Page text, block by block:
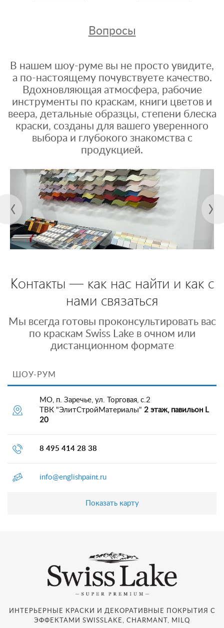
Вопросы
В нашем шоу-руме вы не просто увидите,
а по-настоящему почувствуете качество.
Вдохновляющая атмосфера, рабочие
инструменты по краскам, книги цветов и
веера, детальные образцы, степени блеска
краски, созданы для вашего уверенного
выбора и глубокого знакомства с
продукцией.
Контакты — как нас найти и как с
нами связаться
Мы всегда готовы проконсультировать вас
по краскам Swiss Lake в очном или
дистанционном формате
ШОУ-РУМ
МО, п. Заречье, ул. Торговая, с.2
ТВК "ЭлитСтройМатериалы" 2 этаж, павильон L
20
8 495 414 28 38
info@englishpaint.ru
Показать карту
ИНТЕРЬЕРНЫЕ КРАСКИ И ДЕКОРАТИВНЫЕ ПОКРЫТИЯ С
ЭФФЕКТАМИ SWISSLAKE, CHARMANT, MILQ